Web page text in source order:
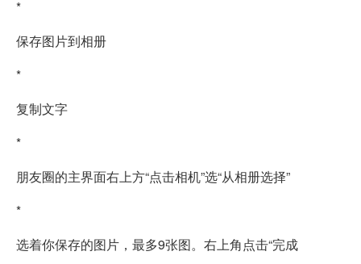
*
保存图片到相册
*
复制文字
*
朋友圈的主界面右上方“点击相机”选“从相册选择”
*
选着你保存的图片，最多9张图。右上角点击“完成